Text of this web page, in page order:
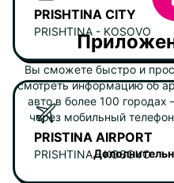
PRISHTINA CITY
PRISHTINA - KOSOVO
PRISTINA AIRPORT
PRISHTINA - KOSOVO
Вы сможете быстро и
смотреть информацию об
авто в более 100
через мобильный